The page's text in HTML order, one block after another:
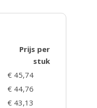
Prijs per
stuk
€ 45,74
€ 44,76
€ 43,13